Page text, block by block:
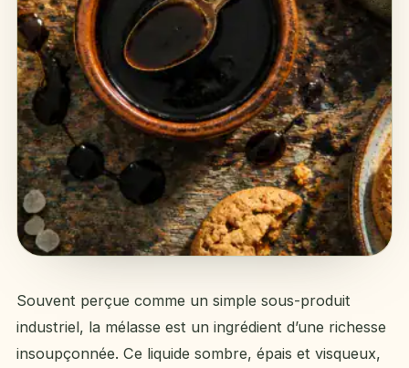
Souvent perçue comme un simple sous-produit
industriel, la mélasse est un ingrédient d’une richesse
insoupçonnée. Ce liquide sombre, épais et visqueux,